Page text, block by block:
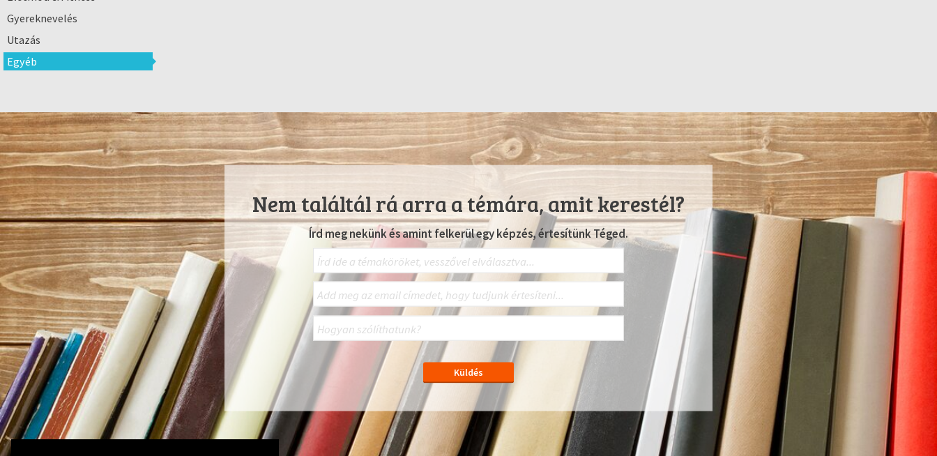
Gyereknevelés
Utazás
Egyéb
Nem találtál rá arra a témára, amit kerestél?
Írd meg nekünk és amint felkerül egy képzés, értesítünk Téged.